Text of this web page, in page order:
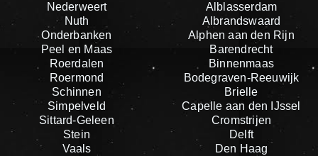
Nederweert
Nuth
Onderbanken
Peel en Maas
Roerdalen
Roermond
Schinnen
Simpelveld
Sittard-Geleen
Stein
Vaals
Alblasserdam
Albrandswaard
Alphen aan den Rijn
Barendrecht
Binnenmaas
Bodegraven-Reeuwijk
Brielle
Capelle aan den IJssel
Cromstrijen
Delft
Den Haag